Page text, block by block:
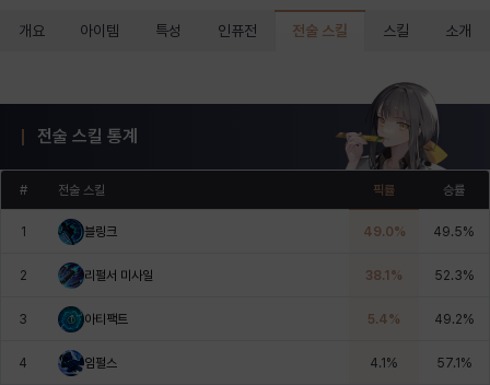
알론소 얀
개요 아이템 특성 인퓨전 전술 스킬 스킬 소개
전술 스킬 통계
# 전술 스킬 픽률 승률
1 블링크 49.0% 49.5%
2 리펄서 미사일 38.1 % 52.3%
3 아티팩트 5.4% 49.2%
4 임펄스 4.1% 57.1%